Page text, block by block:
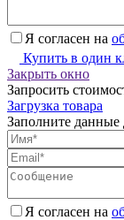
Я согласен на
Купить в один
Закрыть окно
Запросить
Загрузка товара
Заполните данные
Я согласен на